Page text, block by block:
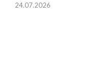
24.07.2026